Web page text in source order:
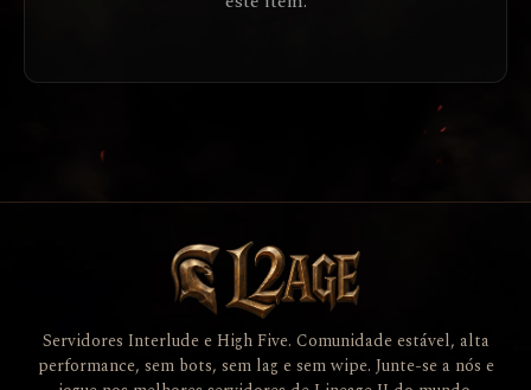
Servidores Interlude e High Five. Comunidade estável, alta
performance, sem bots, sem lag e sem wipe. Junte-se a nós e